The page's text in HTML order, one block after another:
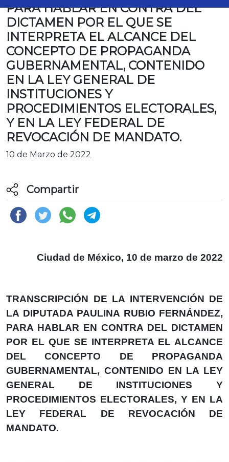
PARA HABLAR EN CONTRA DEL
DICTAMEN POR EL QUE SE
INTERPRETA EL ALCANCE DEL
CONCEPTO DE PROPAGANDA
GUBERNAMENTAL, CONTENIDO
EN LA LEY GENERAL DE
INSTITUCIONES Y
PROCEDIMIENTOS ELECTORALES,
Y EN LA LEY FEDERAL DE
REVOCACIÓN DE MANDATO.
10 de Marzo de 2022
Compartir
Ciudad de México, 10 de marzo de 2022
TRANSCRIPCIÓN DE LA INTERVENCIÓN DE
LA DIPUTADA PAULINA RUBIO FERNÁNDEZ,
PARA HABLAR EN CONTRA DEL DICTAMEN
POR EL QUE SE INTERPRETA EL ALCANCE
DEL CONCEPTO DE PROPAGANDA
GUBERNAMENTAL, CONTENIDO EN LA LEY
GENERAL DE INSTITUCIONES Y
PROCEDIMIENTOS ELECTORALES, Y EN LA
LEY FEDERAL DE REVOCACIÓN DE
MANDATO.